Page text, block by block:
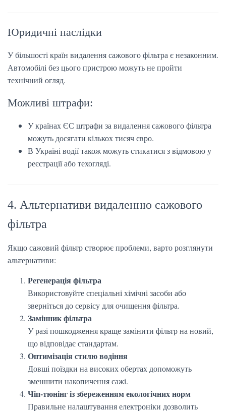
Юридичні наслідки
У більшості країн видалення сажового фільтра є незаконним.
Автомобілі без цього пристрою можуть не пройти
технічний огляд.
Можливі штрафи:
У країнах ЄС штрафи за видалення сажового фільтра
можуть досягати кількох тисяч євро.
В Україні водії також можуть стикатися з відмовою у
реєстрації або техогляді.
4. Альтернативи видаленню сажового
фільтра
Якщо сажовий фільтр створює проблеми, варто розглянути
альтернативи:
Регенерація фільтра
Використовуйте спеціальні хімічні засоби або
зверніться до сервісу для очищення фільтра.
Замінник фільтра
У разі пошкодження краще замінити фільтр на новий,
що відповідає стандартам.
Оптимізація стилю водіння
Довші поїздки на високих обертах допоможуть
зменшити накопичення сажі.
Чіп-тюнінг із збереженням екологічних норм
Правильне налаштування електроніки дозволить